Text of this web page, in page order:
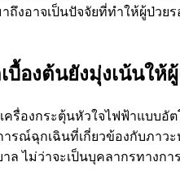
ถึงอาจเป็นปัจจัยที่ทำให้ผู้ป่ว
องต้นยังมุ่งเน้นให้ผู้
เครื่องกระตุ้นหัวใจไฟฟ้าแบ
รณ์ฉุกเฉินที่เกี่ยวข้องกับภาว
ล ไม่ว่าจะเป็นบุคลากรทาง